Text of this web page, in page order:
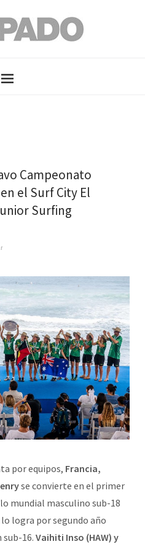
Campeonato
el Surf City El
Surfing
por equipos, Francia,
se convierte en el primer
mundial masculino sub-18
lo logra por segundo año
sub-16. Vaihiti Inso (HAW) y